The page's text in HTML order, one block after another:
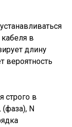
в
длину
вероятность
строго в
N